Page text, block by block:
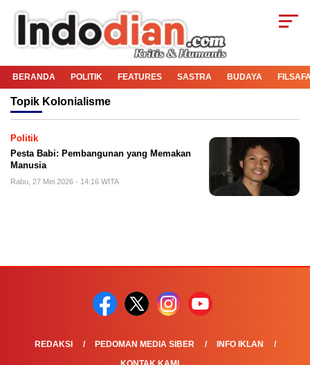
BERANDA POLITIK FEATURES SASTRA BUDAYA
Topik Kolonialisme
Politik
Pesta Babi: Pembangunan yang Memakan
Manusia
Rabu, 27 Mei 2026 - 14:16 WITA
REDAKSI PEDOMAN MEDIA SIBER
INFO IKLAN